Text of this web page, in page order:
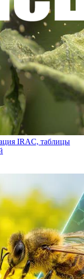
IRAC, таблицы